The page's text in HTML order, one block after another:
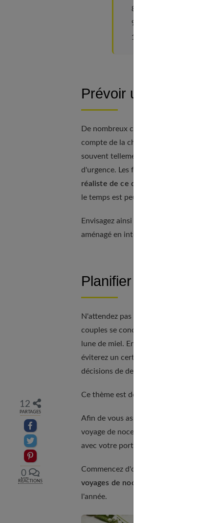
12
PARTAGES
Partager sur facebook
Partager sur Twitter
Epingler sur Pinterest
0
RÉACTIONS
Prévoir un plan
De nombreux couples oublient d'avoir
compte de la chaleur et de
souvent tellement absorbés par la
d'urgence. Les futurs mariés doivent
réaliste de ce qui les attend
le temps est peu clément.
Envisagez ainsi une salle des fêtes non
aménagé en intérieur pour vos photos
Planifier le voyage de
N'attendez pas la dernière minute pour
couples se concentrent uniquement sur
lune de miel. En vous y prenant tôt,
éviterez un certain nombre de
décisions de dernière minute.
Ce thème est développé en détail dans
Afin de vous assurer de ne rien oublier,
voyage de noces tels que les
avec votre porte-documents principal ou
Commencez d'ores et déjà à
voyages de noces
l'année.